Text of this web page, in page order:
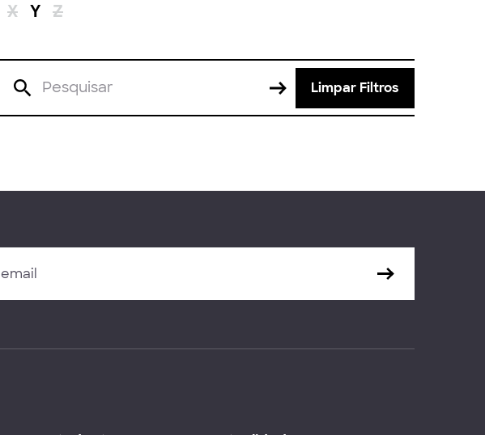
X Y Z
Limpar Filtros